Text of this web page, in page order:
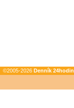
©2005-2026 Denník 24hodin